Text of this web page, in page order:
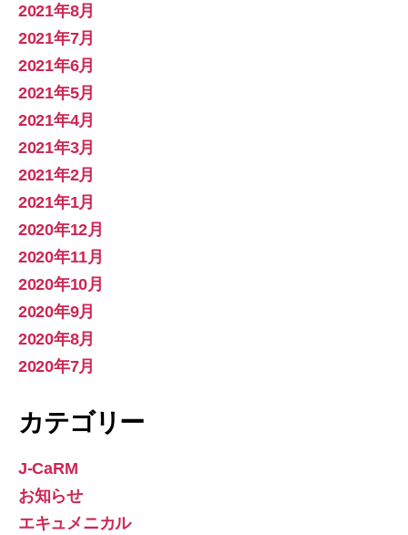
2021年8月
2021年7月
2021年6月
2021年5月
2021年4月
2021年3月
2021年2月
2021年1月
2020年12月
2020年11月
2020年10月
2020年9月
2020年8月
2020年7月
カテゴリー
J-CaRM
お知らせ
エキュメニカル